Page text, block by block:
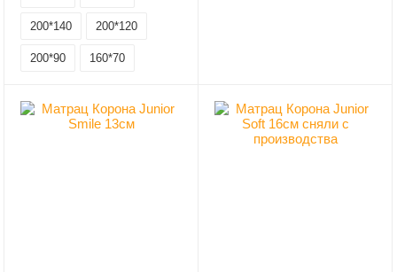
200*140 200*120
200*90 160*70